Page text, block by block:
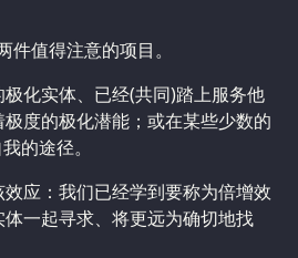
件值得注意的项目。
化实体、已经(共同)踏上服务他
度的极化潜能；或在某些少数的
的途径。
应：我们已经学到要称为倍增效
一起寻求、将更远为确切地找